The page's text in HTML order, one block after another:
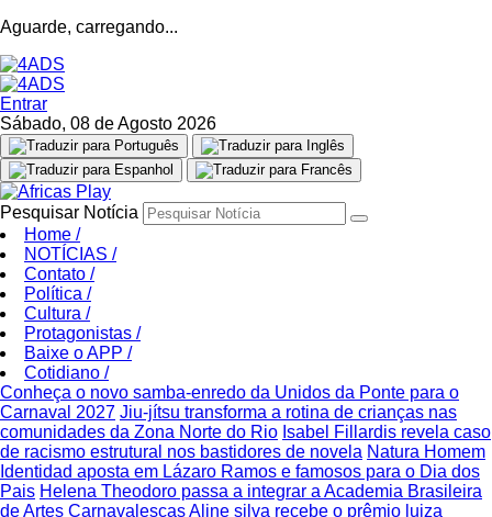
Aguarde, carregando...
Entrar
Sábado, 08 de Agosto 2026
Pesquisar Notícia
Home /
NOTÍCIAS /
Contato /
Política /
Cultura /
Protagonistas /
Baixe o APP /
Cotidiano /
Conheça o novo samba-enredo da Unidos da Ponte para o
Carnaval 2027 Jiu-jítsu transforma a rotina de crianças nas
comunidades da Zona Norte do Rio Isabel Fillardis revela caso
de racismo estrutural nos bastidores de novela Natura Homem
Identidad aposta em Lázaro Ramos e famosos para o Dia dos
Pais Helena Theodoro passa a integrar a Academia Brasileira
de Artes CarnavalescasAline silva recebe o prêmio luiza